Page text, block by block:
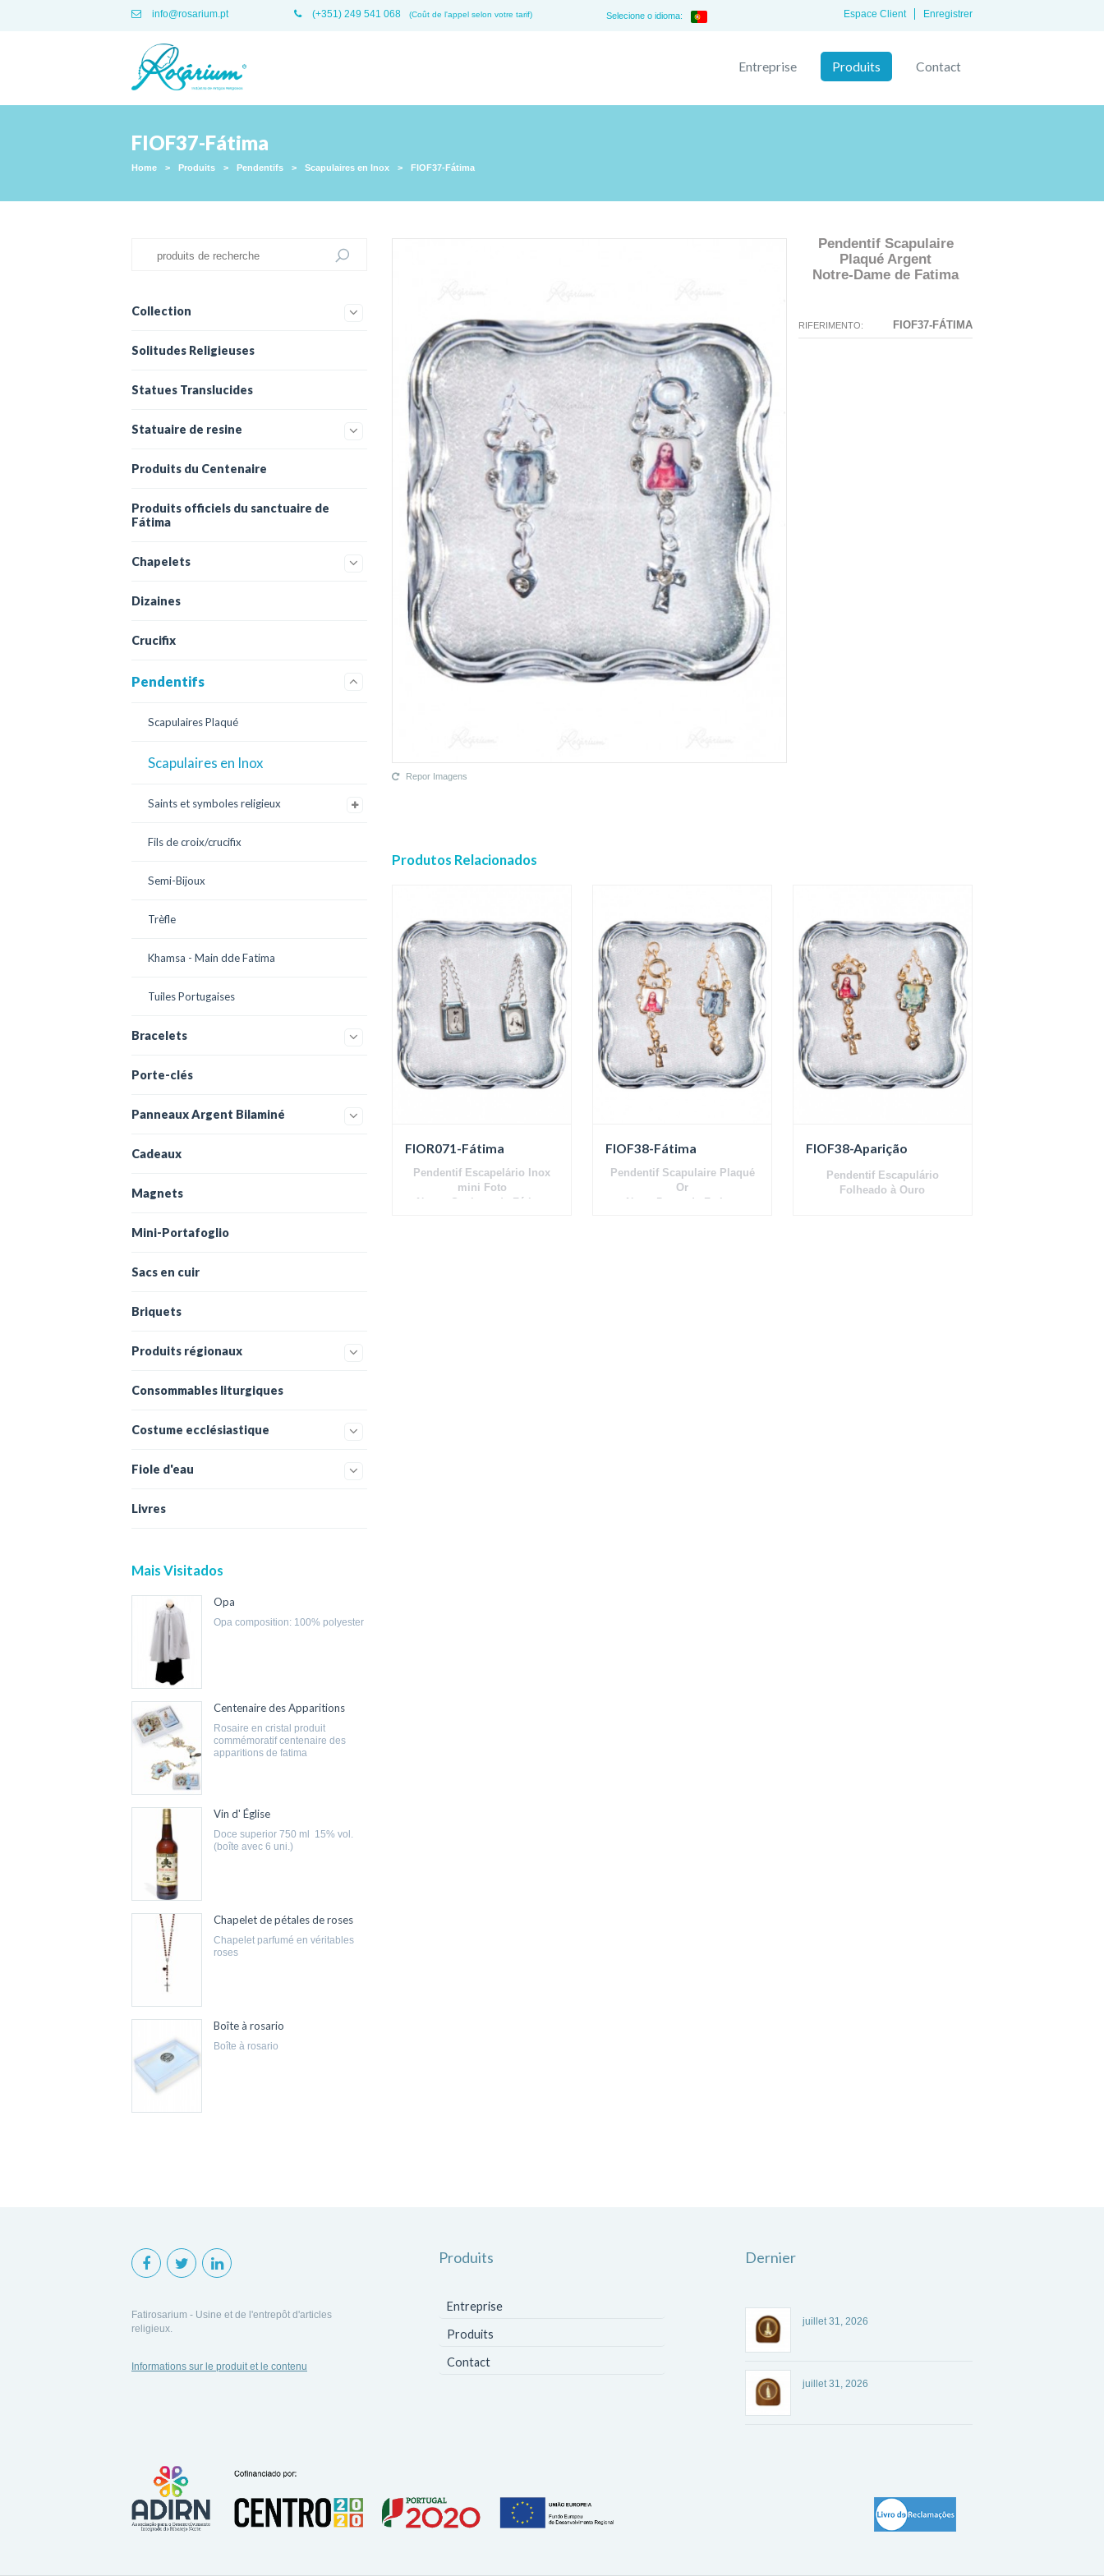
info@rosarium.pt (+351) 249 541 068 (Coût de l'appel selon votre tarif) Selecione o idioma: Enregistrer
Espace Client
Entreprise Produits Contact
FIOF37-Fátima
Home > Produits > Pendentifs > Scapulaires en Inox > FIOF37-Fátima
Repor Imagens
Pendentif Scapulaire
Plaqué Argent
Notre-Dame de Fatima
sélectionné n'a pas d'image à ce
RIFERIMENTO: FIOF37-FÁTIMA
Produtos Relacionados
FIOR071-Fátima
Pendentif Escapelário Inox
mini Foto
Nossa Senhora de Fátima
FIOF38-Fátima
Pendentif Scapulaire Plaqué
Or
Notre-Dame de Fatima
FIOF38-Aparição
Pendentif Escapulário
Folheado à Ouro
Collection
Solitudes Religieuses
Statues Translucides
Statuaire de resine
Produits du Centenaire
Produits officiels du sanctuaire de
Fátima
Chapelets
Dizaines
Crucifix
Pendentifs
Scapulaires Plaqué
Scapulaires en Inox
Saints et symboles religieux
Fils de croix/crucifix
Semi-Bijoux
Trèfle
Khamsa - Main dde Fatima
Tuiles Portugaises
Bracelets
Porte-clés
Panneaux Argent Bilaminé
Cadeaux
Magnets
Mini-Portafoglio
Sacs en cuir
Briquets
Produits régionaux
Consommables liturgiques
Costume ecclésiastique
Fiole d'eau
Livres
Mais Visitados
Opa
opa composition: 100% polyester
Centenaire des Apparitions
rosaire en cristal produit
commémoratif centenaire des
apparitions de fatima
Vin d' Église
doce superior 750 ml 15% vol.
(boîte avec 6 uni.)
Chapelet de pétales de roses
chapelet parfumé en véritables
roses
Boîte à rosario
boîte à rosario
Fatirosarium - Usine et de l'entrepôt d'articles
religieux.
Informations sur le produit et le contenu
Produits
Entreprise
Produits
Contact
Dernier
juillet 31, 2026
juillet 31, 2026